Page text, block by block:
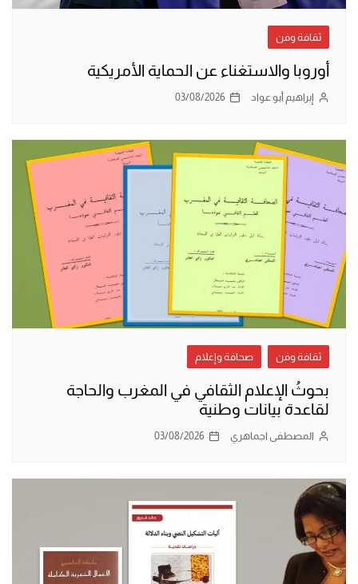
ثقافة وفن
أوروبا والاستغناء عن الحماية الأمريكية
إبراهيم أبو عواد 03/08/2026
ثقافة وفن صحافة وإعلام
بحوثُ الإعلام الثقافي في المغرب والحاجة
لقاعدة بيانات وطنية
المصطفى اجماهري 03/08/2026